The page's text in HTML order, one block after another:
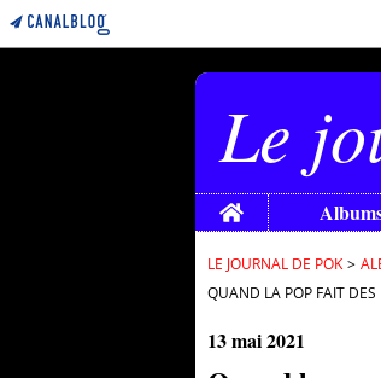
Le
Home
LE JOURNAL DE POK >
QUAND LA POP FAIT DES
13 mai 2021